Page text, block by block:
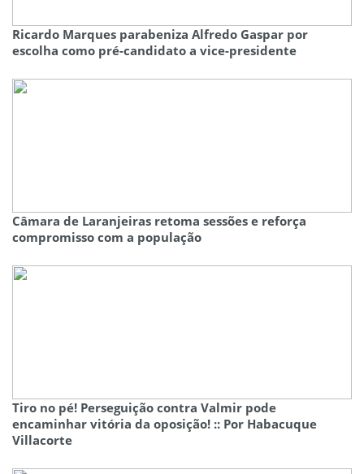
Ricardo Marques parabeniza Alfredo Gaspar por
escolha como pré-candidato a vice-presidente
Câmara de Laranjeiras retoma sessões e reforça
compromisso com a população
Tiro no pé! Perseguição contra Valmir pode
encaminhar vitória da oposição! :: Por Habacuque
Villacorte